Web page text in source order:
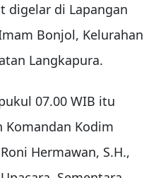
digelar di Lapangan
Bonjol, Kelurahan
Langkapura.
07.00 WIB itu
Kodim
Hermawan, S.H.,